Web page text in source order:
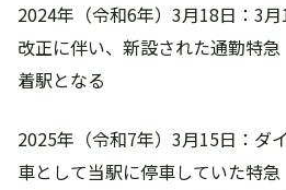
2024年（令和6年）3月18日：3
改正に伴い、新設された通勤特急
着駅となる
2025年（令和7年）3月15日：ダ
車として当駅に停車していた特急